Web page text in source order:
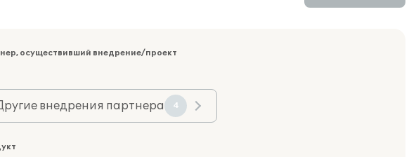
осуществивший внедрение/проект
внедрения партнера 4